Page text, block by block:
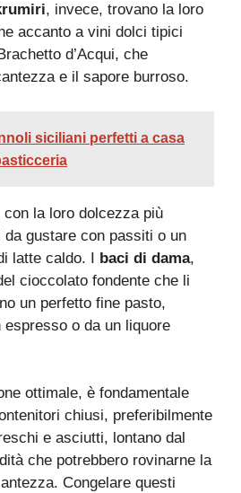
, invece, trovano la loro
accanto a vini dolci tipici
d’Acqui, che
e il sapore burroso.
siciliani perfetti a casa
con la loro dolcezza più
da gustare con passiti o un
latte caldo. I baci di dama,
cioccolato fondente che li
un perfetto fine pasto,
o da un liquore
ottimale, è fondamentale
chiusi, preferibilmente
e asciutti, lontano dal
che potrebbero rovinarne la
Congelare questi